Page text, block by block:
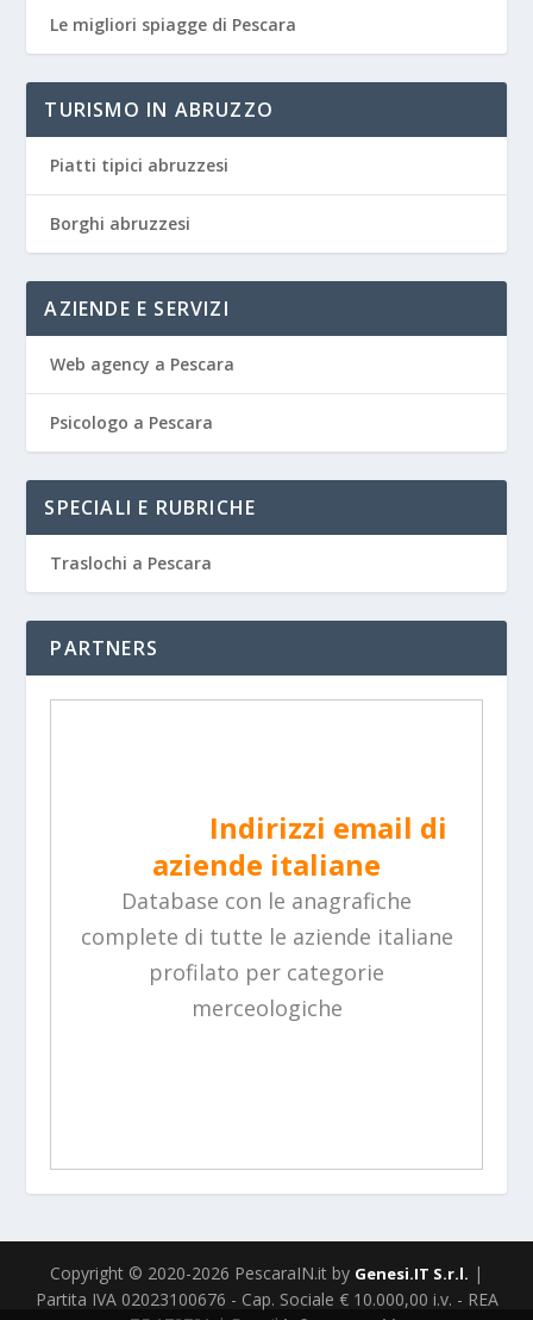
Le migliori spiagge di Pescara
TURISMO IN ABRUZZO
Piatti tipici abruzzesi
Borghi abruzzesi
AZIENDE E SERVIZI
Web agency a Pescara
Psicologo a Pescara
SPECIALI E RUBRICHE
Traslochi a Pescara
PARTNERS
Indirizzi email di
aziende italiane
Database con le anagrafiche
complete di tutte le aziende italiane
profilato per categorie
merceologiche
Copyright © 2020-2026 PescaraIN.it by Genesi.IT S.r.l. |
Partita IVA 02023100676 - Cap. Sociale € 10.000,00 i.v. - REA